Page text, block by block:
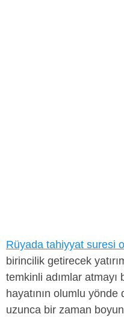
Rüyada tahiyyat suresi
birincilik getirecek
temkinli adımlar
hayatının olumlu
uzunca bir zaman